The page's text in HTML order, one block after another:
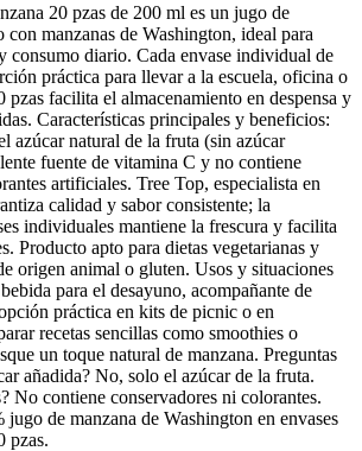
20 pzas de 200 ml es un jugo de
con manzanas de Washington, ideal para
consumo diario. Cada envase individual de
práctica para llevar a la escuela, oficina o
pzas facilita el almacenamiento en despensa y
Características principales y beneficios:
azúcar natural de la fruta (sin azúcar
fuente de vitamina C y no contiene
artificiales. Tree Top, especialista en
calidad y sabor consistente; la
individuales mantiene la frescura y facilita
Producto apto para dietas vegetarianas y
origen animal o gluten. Usos y situaciones
para el desayuno, acompañante de
práctica en kits de picnic o en
recetas sencillas como smoothies o
un toque natural de manzana. Preguntas
añadida? No, solo el azúcar de la fruta.
No contiene conservadores ni colorantes.
jugo de manzana de Washington en envases
pzas.